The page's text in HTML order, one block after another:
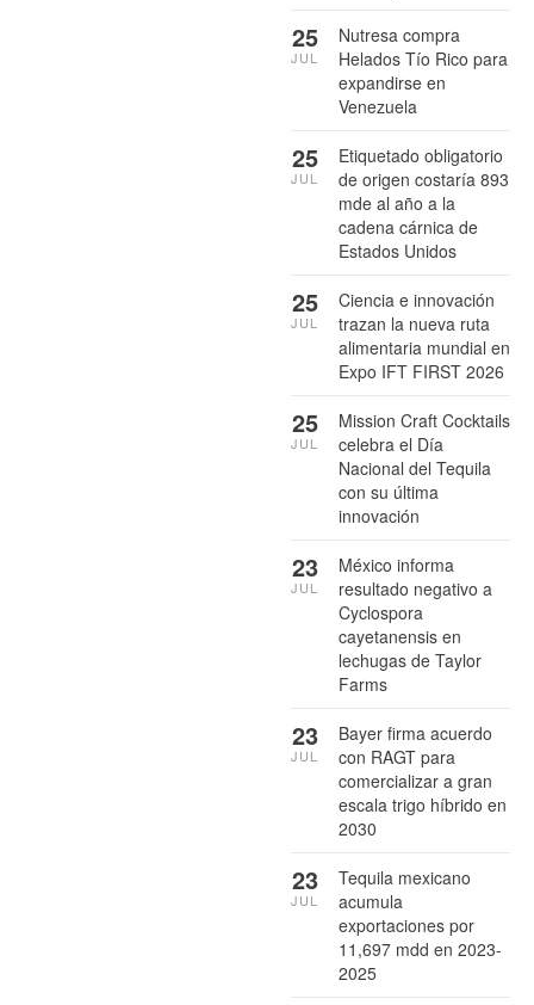
Nutresa compra
Helados Tío Rico para
expandirse en
Venezuela
25
JUL
Etiquetado obligatorio
de origen costaría 893
mde al año a la
cadena cárnica de
Estados Unidos
25
JUL
Ciencia e innovación
trazan la nueva ruta
alimentaria mundial en
Expo IFT FIRST 2026
25
JUL
Mission Craft Cocktails
celebra el Día
Nacional del Tequila
con su última
innovación
25
JUL
México informa
resultado negativo a
Cyclospora
cayetanensis en
lechugas de Taylor
Farms
23
JUL
Bayer firma acuerdo
con RAGT para
comercializar a gran
escala trigo híbrido en
2030
23
JUL
Tequila mexicano
acumula
exportaciones por
11,697 mdd en 2023-
2025
23
JUL